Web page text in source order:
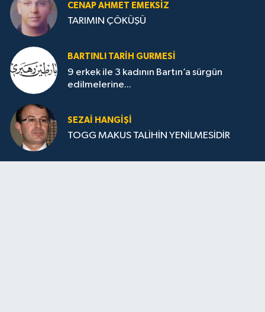
CENAP AHMET EMEKSİZ
TARIMIN ÇÖKÜŞÜ
BARTINLI TARIH GURMESI
9 erkek ile 3 kadının Bartın’a sürgün
edilmelerine...
SEZAI HANGİŞİ
TOGG MAKUS TALİHİN YENİLMESİDİR